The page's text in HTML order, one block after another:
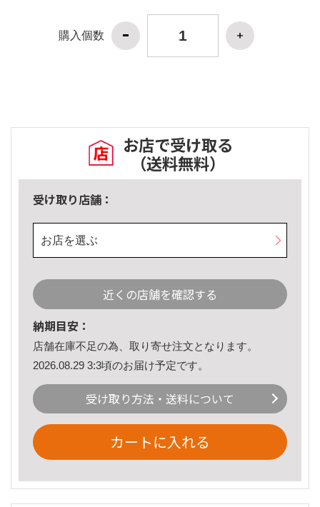
購入個数
お店で受け取る
（送料無料）
受け取り店舗：
お店を選ぶ
近くの店舗を確認する
納期目安：
店舗在庫不足の為、取り寄せ注文となります。
2026.08.29 3:3頃のお届け予定です。
受け取り方法・送料について
カートに入れる